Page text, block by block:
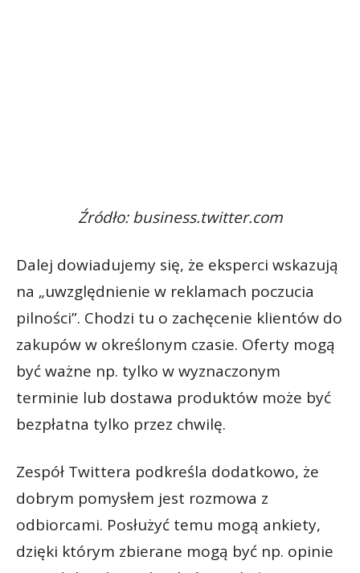
Źródło: business.twitter.com
Dalej dowiadujemy się, że eksperci wskazują
na „uwzględnienie w reklamach poczucia
pilności”. Chodzi tu o zachęcenie klientów do
zakupów w określonym czasie. Oferty mogą
być ważne np. tylko w wyznaczonym
terminie lub dostawa produktów może być
bezpłatna tylko przez chwilę.
Zespół Twittera podkreśla dodatkowo, że
dobrym pomysłem jest rozmowa z
odbiorcami. Posłużyć temu mogą ankiety,
dzięki którym zbierane mogą być np. opinie